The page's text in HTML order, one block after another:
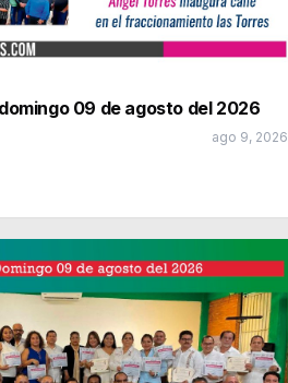
09 de agosto del 2026
ago 9, 2026